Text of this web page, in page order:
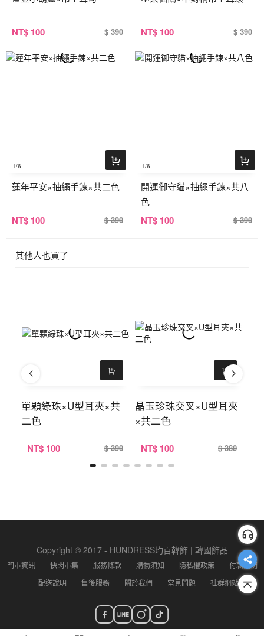
NT$ 100 $ 390 NT$ 100 $ 390
1/6
蓮年平安×抽繩手鍊×共二色
NT$ 100 $ 390
1/6
開運御守貓×抽繩手鍊×共八
色
NT$ 100 $ 390
其他人也買了
單顆綠珠×U型耳夾×共
二色
NT$ 100 $ 390
晶玉珍珠交叉×U型耳夾
×共二色
NT$ 100 $ 380
Copyright © 2017 - HUNDRESS均百韓飾 | 韓國飾品
門市資訊 快閃市集 服務條款 購物須知 隱私權政策
付款說明
配送說明
售後服務 關於我們 常見問題 社群網站